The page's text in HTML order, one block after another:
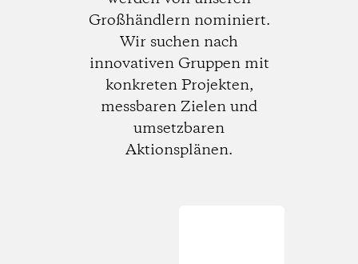
Großhändlern nominiert.
Wir suchen nach
innovativen Gruppen mit
konkreten Projekten,
messbaren Zielen und
umsetzbaren
Aktionsplänen.